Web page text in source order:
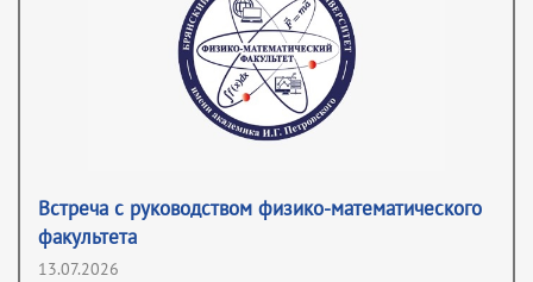
Встреча с руководством физико-математического
факультета
13.07.2026